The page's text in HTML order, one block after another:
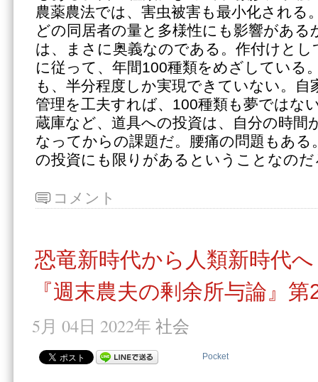
農薬農法では、害虫被害も最小化される
どの同居者の量と多様性にも影響がある
は、まさに奥義なのである。作付けとし
に従って、年間100種類をめざしている
も、半分程度しか実現できていない。自
管理を工夫すれば、100種類も夢ではな
蔵庫など、道具への投資は、自分の時間
なってからの課題だ。腰痛の問題もある
の投資にも限りがあるということなの
コメント
恐竜新時代から人類新時代へ
『週末農夫の剰余所与論』第
5月 04日 2022年 社会
Pocket